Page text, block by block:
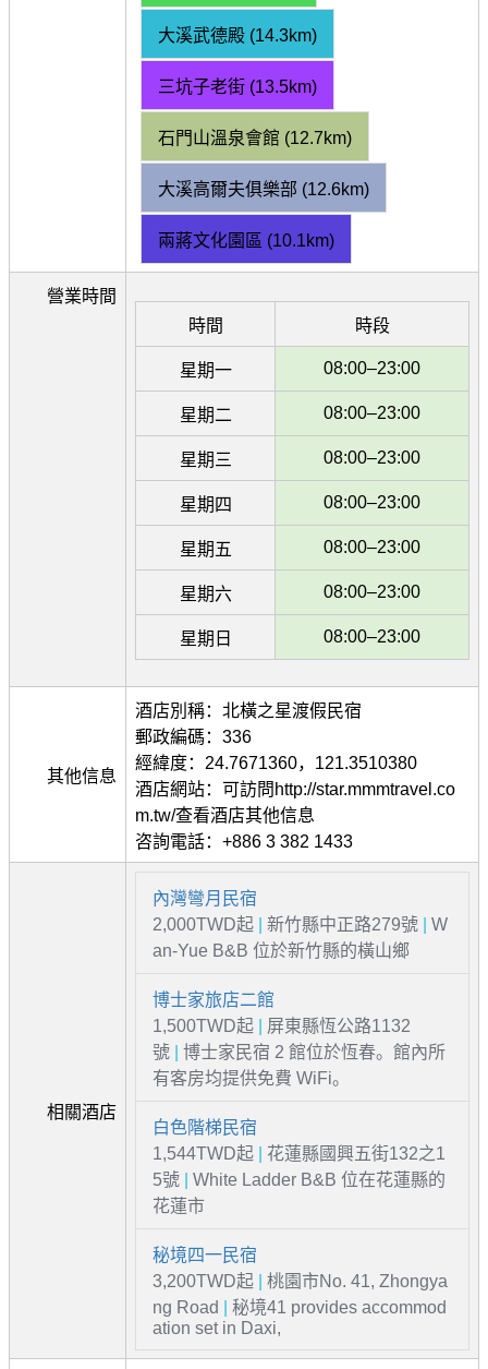
大溪武德殿 (14.3km)
三坑子老街 (13.5km)
石門山溫泉會館 (12.7km)
大溪高爾夫俱樂部 (12.6km)
兩蔣文化園區 (10.1km)
營業時間
時間
時段
星期一 08:00–23:00
星期二 08:00–23:00
星期三 08:00–23:00
星期四 08:00–23:00
星期五 08:00–23:00
星期六 08:00–23:00
星期日 08:00–23:00
其他信息
酒店別稱：北橫之星渡假民宿
郵政編碼：336
經緯度：24.7671360，121.3510380
酒店網站：可訪問http://star.mmmtravel.co
m.tw/查看酒店其他信息
咨詢電話：+886 3 382 1433
相關酒店
內灣彎月民宿
2,000TWD起
新竹縣中正路279號
W
an-Yue B&B 位於新竹縣的橫山鄉
博士家旅店二館
1,500TWD起
屏東縣恆公路1132
號
博士家民宿 2 館位於恆春。館內所
有客房均提供免費 WiFi。
白色階梯民宿
1,544TWD起
花蓮縣國興五街132之1
5號
White Ladder B&B 位在花蓮縣的
花蓮市
秘境四一民宿
3,200TWD起
桃園市No. 41, Zhongya
ng Road
秘境41 provides accommod
ation set in Daxi,